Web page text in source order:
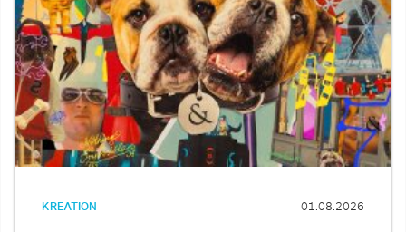
KREATION 01.08.2026